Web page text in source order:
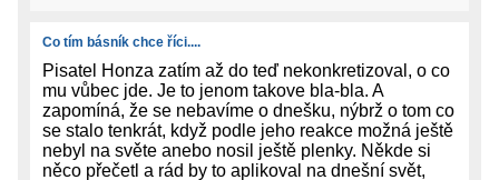
Co tím básník chce říci....
Pisatel Honza zatím až do teď nekonkretizoval, o co
mu vůbec jde. Je to jenom takove bla-bla. A
zapomíná, že se nebavíme o dnešku, nýbrž o tom co
se stalo tenkrát, když podle jeho reakce možná ještě
nebyl na světe anebo nosil ještě plenky. Někde si
něco přečetl a rád by to aplikoval na dnešní svět,